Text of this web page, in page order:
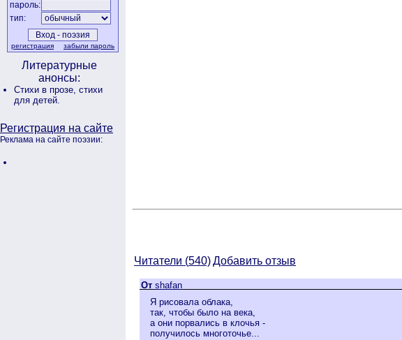
пароль:
тип:
регистрация забыли пароль
Литературные
анонсы:
Стихи в прозе, стихи
для детей.
Регистрация на сайте
Реклама на сайте поэзии:
Читатели (540)Добавить отзыв
От shafan
Я рисовала облака,
так, чтобы было на века,
а они порвались в клочья -
получилось многоточье...